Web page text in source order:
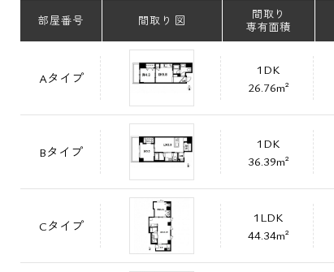
部屋番号 間取り 図
間取り
専有面積
Aタイプ
1DK
26.76m²
Bタイプ
1DK
36.39m²
Cタイプ
1LDK
44.34m²